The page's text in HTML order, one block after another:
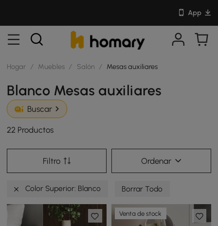
App
Hogar / Muebles / Salón / Mesas auxiliares
Blanco Mesas auxiliares
Buscar
22 Productos
Filtro Ordenar
Color Superior: Blanco Borrar Todo
Venta de stock